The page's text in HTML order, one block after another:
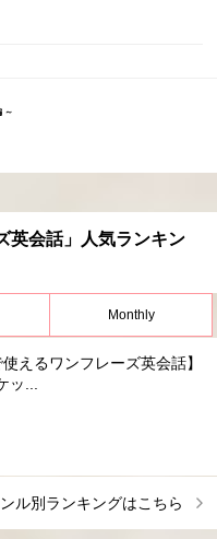
～
英会話」人気ランキン
Monthly
使えるワンフレーズ英会話】
ッ...
ル別ランキングはこちら